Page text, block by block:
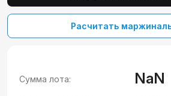
Расчитать
Сумма лота: NaN